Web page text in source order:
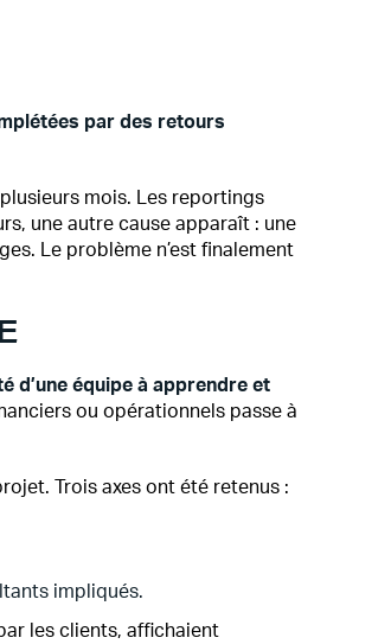
par des retours
plusieurs mois. Les reportings
une autre cause apparaît : une
Le problème n’est finalement
d’une équipe à apprendre et
ou opérationnels passe à
Trois axes ont été retenus :
impliqués.
les clients, affichaient